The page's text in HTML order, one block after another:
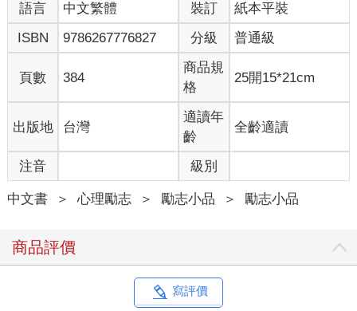
就像拿著快沒電的手機繼續玩遊戲、拍照、和朋友聊天一樣，電
池只會消耗得更快。換句話說，快樂只能帶來一時的刺激，並不
能讓我們獲得電力。
用來測量壓力程度的「社會再適應評估量表」，列出了一些會消
耗人們能量的壓力來源。有趣的是，其中竟包含假期、聖誕節、
結婚、搬家這些看似幸福的事。我們往往認為壓力來自負面事
件，但壞事本身並不等於壓力。壓力的來源，其實是「變化」。
當生活出現變化，無論是好事或壞事，只要我們必須去適應改
變，就會感受到壓力並消耗能量。因此，如果想讓自己真正充飽
電，那就要停留在沒有變化的狀態裡──什麼都不做，不接受任何
刺激，只是靜靜地放空。快樂也好、痛苦也罷，唯有讓自己停止
運轉，才能獲得真正的休息。
息」。此處的重點在於「停止」，如同按下影片的暫停鍵一樣，
必須讓大腦暫時進入靜止狀態。我們的身體擁有神奇的自我充電
量。例如閉著眼睛躺在床上，或是關燈坐在沙發上發呆，讓自己
靜下來，不做任何耗費能量的事，大腦就能充電。
語言 中文繁體 裝訂
紙本平裝
ISBN
9786267776827 分級 普通級
頁數 384
商品規
格
25開15*21cm
出版地 台灣
適讀年
齡
全齡適讀
注音 級別
中文書 ＞ 心理勵志 ＞ 勵志小品 ＞ 勵志小品
商品評價
寫評價